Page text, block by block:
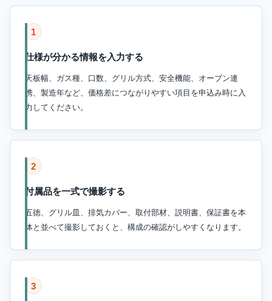
1
仕様が分かる情報を入力する
天板幅、ガス種、口数、グリル方式、安全機能、オーブン連
携、製造年など、価格差につながりやすい項目を申込み時に入
力してください。
2
付属品を一式で撮影する
五徳、グリル皿、排気カバー、取付部材、説明書、保証書を本
体と並べて撮影しておくと、構成の確認がしやすくなります。
3